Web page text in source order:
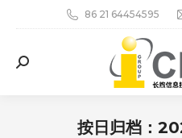
86 21 64454595
Search:
按日归档：